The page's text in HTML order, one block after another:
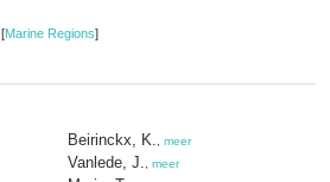
[Marine Regions]
Beirinckx, K. meer
Vanlede, J. meer